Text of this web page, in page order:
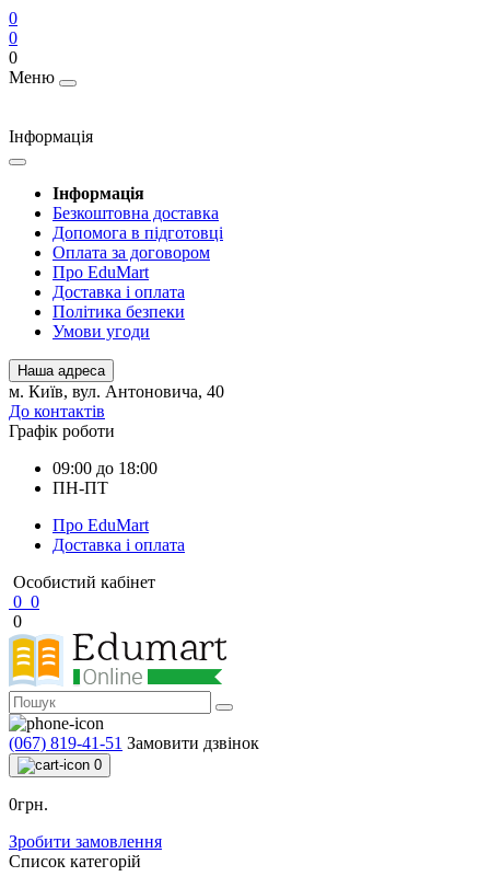
0
0
0
Меню
Інформація
Інформація
Безкоштовна доставка
Допомога в підготовці
Оплата за договором
Про EduMart
Доставка і оплата
Політика безпеки
Умови угоди
Наша адреса
м. Київ, вул. Антоновича, 40
До контактів
Графік роботи
09:00 до 18:00
ПН-ПТ
Про EduMart
Доставка і оплата
Особистий кабінет
0 0
0
(067) 819-41-51 Замовити дзвінок
0
0грн.
Зробити замовлення
Список категорій